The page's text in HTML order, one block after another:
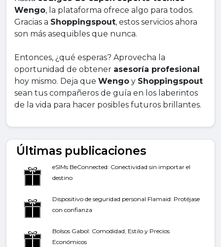
Wengo, la plataforma ofrece algo para todos.
Gracias a Shoppingspout, estos servicios ahora
son más asequibles que nunca.
Entonces, ¿qué esperas? Aprovecha la
oportunidad de obtener asesoría profesional
hoy mismo. Deja que Wengo y Shoppingspout
sean tus compañeros de guía en los laberintos
de la vida para hacer posibles futuros brillantes.
Últimas publicaciones
eSIMs BeConnected: Conectividad sin importar el
destino
Dispositivo de seguridad personal Flamaid: Protéjase
con confianza
Bolsos Gabol: Comodidad, Estilo y Precios
Económicos